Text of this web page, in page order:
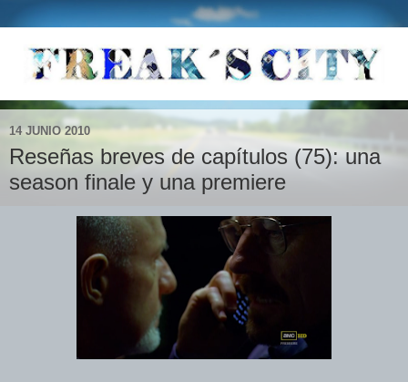
14 JUNIO 2010
Reseñas breves de capítulos (75): una
season finale y una premiere